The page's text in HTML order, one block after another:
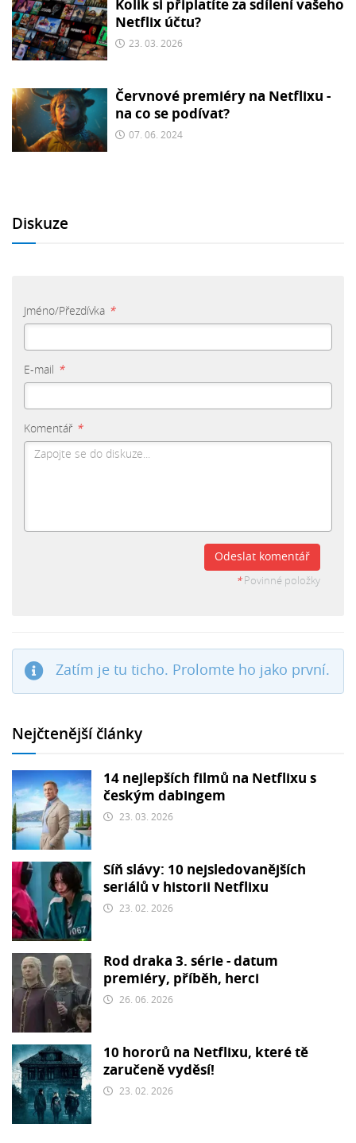
Kolik si připlatíte za sdílení vašeho
Netflix účtu?
23. 03. 2026
Červnové premiéry na Netflixu -
na co se podívat?
07. 06. 2024
Diskuze
Jméno/Přezdívka *
E-mail *
Komentář *
Odeslat komentář
*Povinné položky
Zatím je tu ticho. Prolomte ho jako první.
Nejčtenější články
14 nejlepších filmů na Netflixu s
českým dabingem
23. 03. 2026
Síň slávy: 10 nejsledovanějších
seriálů v historii Netflixu
23. 02. 2026
Rod draka 3. série - datum
premiéry, příběh, herci
26. 06. 2026
10 hororů na Netflixu, které tě
zaručeně vyděsí!
23. 02. 2026